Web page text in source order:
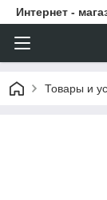
Интернет -
Товары и